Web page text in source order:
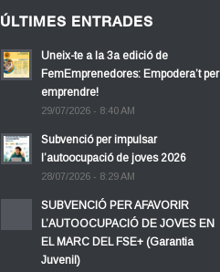
ÚLTIMES ENTRADES
Uneix-te a la 3a edició de
FemEmprenedores: Empodera’t per
emprendre!
29/07/2026 - 8:40 AM
Subvenció per impulsar
l’autoocupació de joves 2026
28/07/2026 - 8:29 AM
SUBVENCIÓ PER AFAVORIR
L’AUTOOCUPACIÓ DE JOVES EN
EL MARC DEL FSE+ (Garantia
Juvenil)